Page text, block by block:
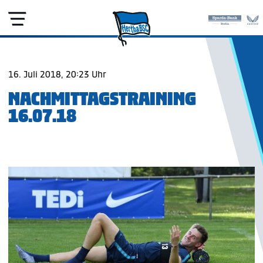
16. Juli 2018, 20:23 Uhr
NACHMITTAGSTRAINING
16.07.18